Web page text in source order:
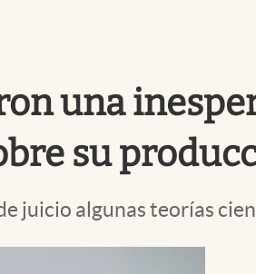
una
su
juicio algunas teorías